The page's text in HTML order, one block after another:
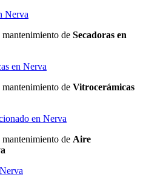
Nerva
de Secadoras en
en Nerva
de Vitrocerámicas
en Nerva
de Aire